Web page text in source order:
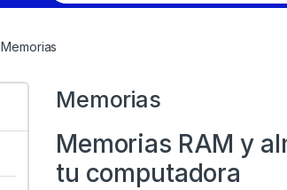
Memorias
Memorias
Memorias RAM y
tu computadora